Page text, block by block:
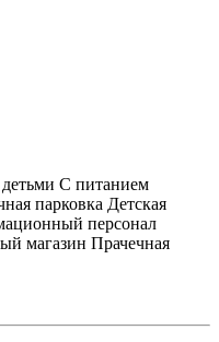
С питанием
парковка Детская
персонал
магазин Прачечная